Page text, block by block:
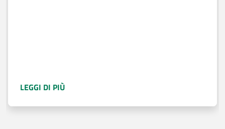
LEGGI DI PIÙ